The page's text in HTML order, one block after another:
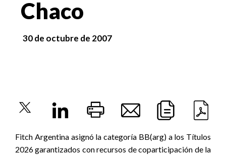
Chaco
30 de octubre de 2007
Fitch Argentina asignó la categoría BB(arg) a los Títulos
2026 garantizados con recursos de coparticipación de la